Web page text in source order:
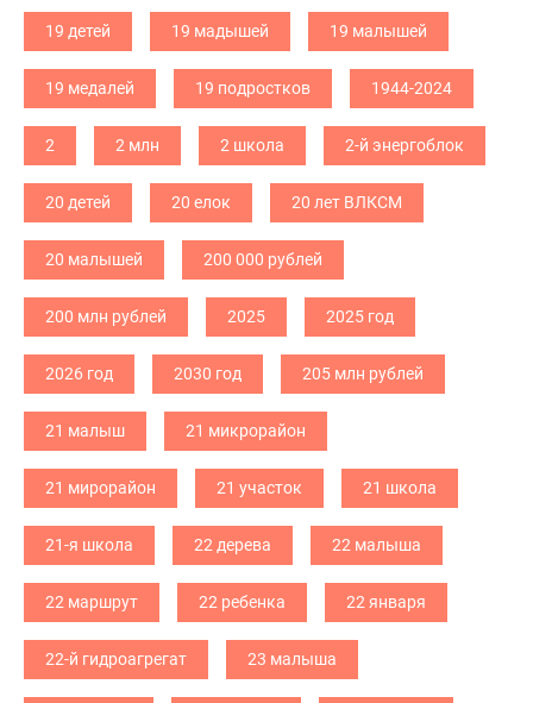
19 детей 19 мадышей 19 малышей
19 медалей 19 подростков 1944-2024
2 2 млн 2 школа 2-й энергоблок
20 детей 20 елок 20 лет ВЛКСМ
20 малышей 200 000 рублей
200 млн рублей 2025 2025 год
2026 год 2030 год 205 млн рублей
21 малыш 21 микрорайон
21 мирорайон 21 участок 21 школа
21-я школа 22 дерева 22 малыша
22 маршрут 22 ребенка 22 января
22-й гидроагрегат 23 малыша